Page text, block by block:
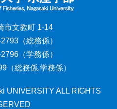
市文教町 1-14
（総務係）
（学務係）
（総務係,学務係）
UNIVERSITY ALL RIGHTS